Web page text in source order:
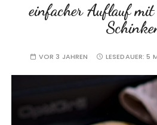
einfacher Auflauf
VOR 3 JAHREN LESEDAUER:5